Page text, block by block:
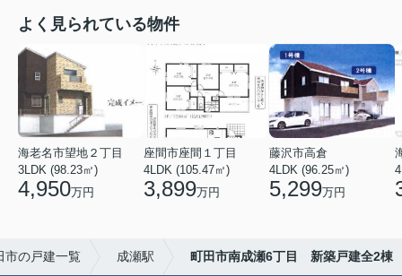
よく見られている物件
海老名市望地２丁目
3LDK (98.23㎡)
4,950万円
座間市座間１丁目
4LDK (105.47㎡)
3,899万円
藤沢市高倉
4LDK (96.25㎡)
5,299万円
市の戸建一覧 成瀬駅 町田市南成瀬6丁目 新築戸建全2棟